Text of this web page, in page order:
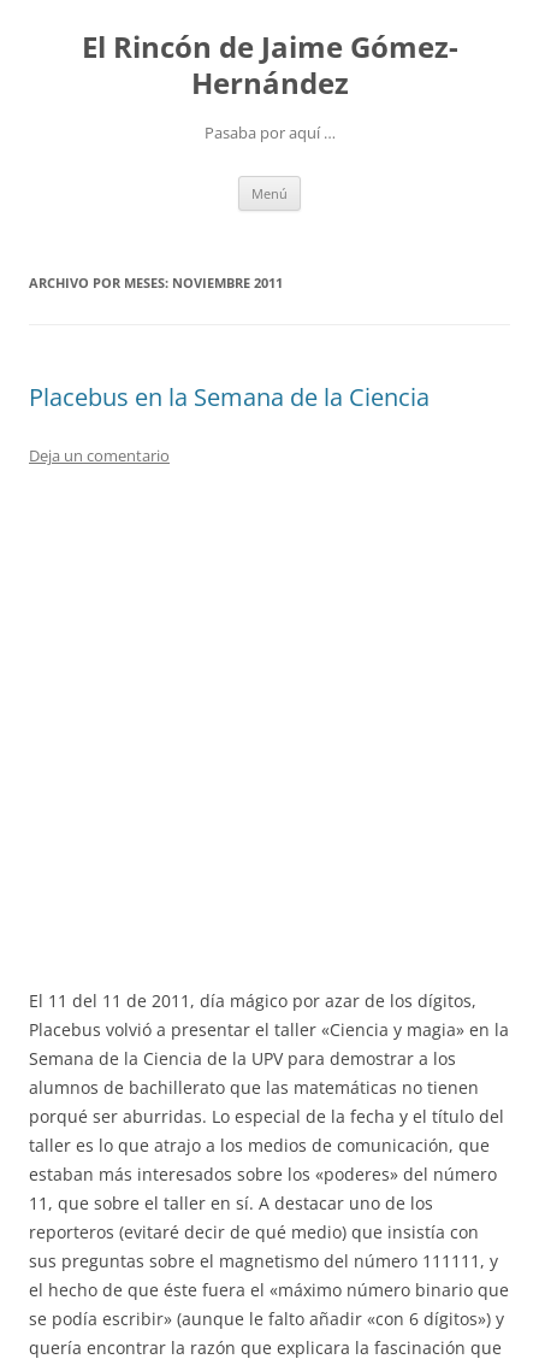
contenidoEl Rincón de Jaime Gómez-
Hernández
Pasaba por aquí …
Menú
ARCHIVO POR MESES: NOVIEMBRE 2011
Placebus en la Semana de la Ciencia
Deja un comentario
El 11 del 11 de 2011, día mágico por azar de los dígitos,
Placebus volvió a presentar el taller «Ciencia y magia» en la
Semana de la Ciencia de la UPV para demostrar a los
alumnos de bachillerato que las matemáticas no tienen
porqué ser aburridas. Lo especial de la fecha y el título del
taller es lo que atrajo a los medios de comunicación, que
estaban más interesados sobre los «poderes» del número
11, que sobre el taller en sí. A destacar uno de los
reporteros (evitaré decir de qué medio) que insistía con
sus preguntas sobre el magnetismo del número 111111, y
el hecho de que éste fuera el «máximo número binario que
se podía escribir» (aunque le falto añadir «con 6 dígitos») y
quería encontrar la razón que explicara la fascinación que